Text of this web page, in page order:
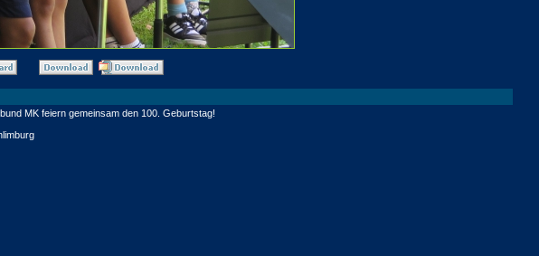
MK feiern gemeinsam den 100. Geburtstag!